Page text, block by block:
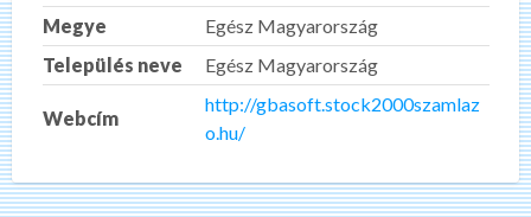
Megye
Egész Magyarország
Település neve
Egész Magyarország
Webcím
http://gbasoft.stock2000szamlaz
o.hu/